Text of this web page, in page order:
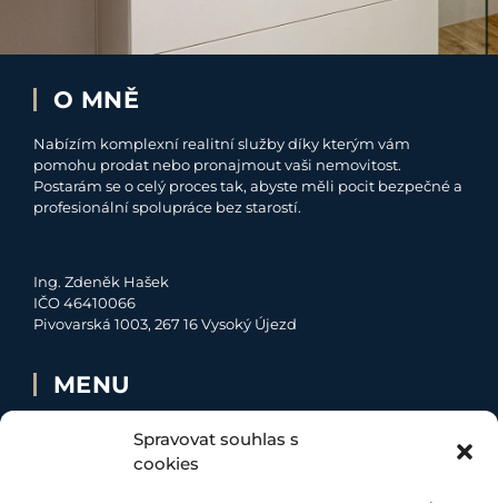
Spravovat souhlas s
cookies
O MNĚ
Nabízím komplexní realitní služby díky kterým vám
pomohu prodat nebo pronajmout vaši nemovitost.
Postarám se o celý proces tak, abyste měli pocit bezpečné a
profesionální spolupráce bez starostí.
Ing. Zdeněk Hašek
IČO 46410066
Pivovarská 1003, 267 16 Vysoký Újezd
MENU